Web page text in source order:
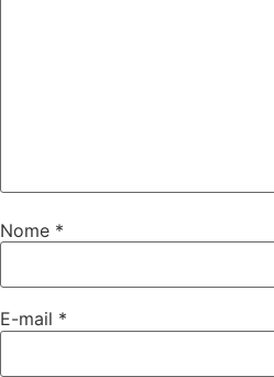
Nome *
E-mail *